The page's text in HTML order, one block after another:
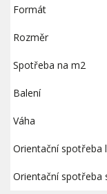
Formát
Rozměr
Spotřeba na m2
Balení
Váha
Orientační spotřeba
Orientační spotřeba